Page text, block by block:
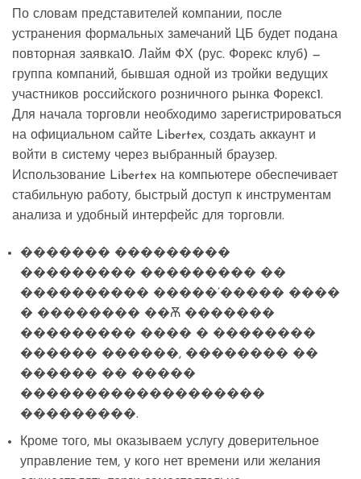
По словам представителей компании, после
устранения формальных замечаний ЦБ будет подана
повторная заявка10. Лайм ФХ (рус. Форекс клуб) —
группа компаний, бывшая одной из тройки ведущих
участников российского розничного рынка Форекс1.
Для начала торговли необходимо зарегистрироваться
на официальном сайте Libertex, создать аккаунт и
войти в систему через выбранный браузер.
Использование Libertex на компьютере обеспечивает
стабильную работу, быстрый доступ к инструментам
анализа и удобный интерфейс для торговли.
������� ���������
��������� ��������� ��
���������� �����’����� ����
� �������� ��Ѫ �������
��������� ���� � ��������
������ ������, �������� ��
������ �� �����
�������������������
���������.
Кроме того, мы оказываем услугу доверительное
управление тем, у кого нет времени или желания